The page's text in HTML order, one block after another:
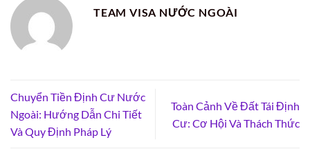
TEAM VISA NƯỚC NGOÀI
Chuyển Tiền Định Cư Nước
Ngoài: Hướng Dẫn Chi Tiết
Và Quy Định Pháp Lý
Toàn Cảnh Về Đất Tái Định
Cư: Cơ Hội Và Thách Thức